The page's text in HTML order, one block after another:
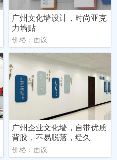
广州文化墙设计，时尚亚克
力墙贴
价格：面议
广州企业文化墙，自带优质
背胶，不易脱落，经久
价格：面议